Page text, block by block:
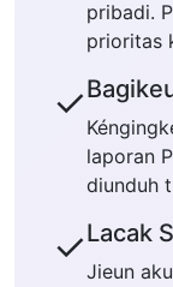
pribadi.
prioritas
✓
laporan
diunduh
✓Lacak
Jieun